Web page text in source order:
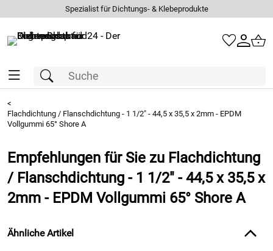
Spezialist für Dichtungs- & Klebeprodukte
<
Flachdichtung / Flanschdichtung - 1 1/2" - 44,5 x 35,5 x 2mm - EPDM
Vollgummi 65° Shore A
Empfehlungen für Sie zu Flachdichtung
/ Flanschdichtung - 1 1/2" - 44,5 x 35,5 x
2mm - EPDM Vollgummi 65° Shore A
Ähnliche Artikel